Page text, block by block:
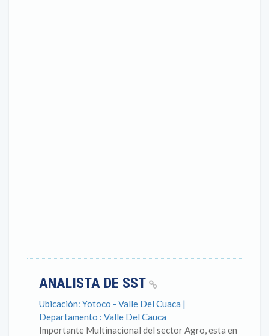
ANALISTA DE SST
Ubicación: Yotoco - Valle Del Cuaca |
Departamento : Valle Del Cauca
Importante Multinacional del sector Agro, esta en